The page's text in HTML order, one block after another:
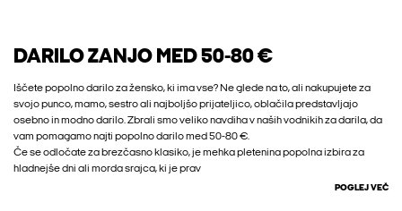
DARILO ZANJO MED 50-80 €
Iščete popolno darilo za žensko, ki ima vse? Ne glede na to, ali nakupujete za
svojo punco, mamo, sestro ali najboljšo prijateljico, oblačila predstavljajo
osebno in modno darilo. Zbrali smo veliko navdiha v naših vodnikih za darila, da
vam pomagamo najti popolno darilo med 50-80 €.
Če se odločate za brezčasno klasiko, je mehka pletenina popolna izbira za
hladnejše dni ali morda srajca, ki je prav
POGLEJ VEČ